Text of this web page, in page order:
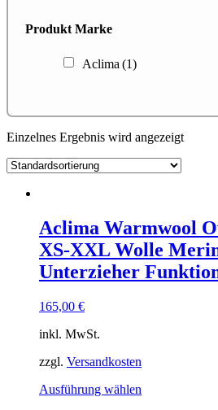
Produkt Marke
Aclima (1)
Einzelnes Ergebnis wird angezeigt
Aclima Warmwool
XS-XXL Wolle
Unterzieher
165,00 €
inkl. MwSt.
zzgl. Versandkosten
Ausführung wählen